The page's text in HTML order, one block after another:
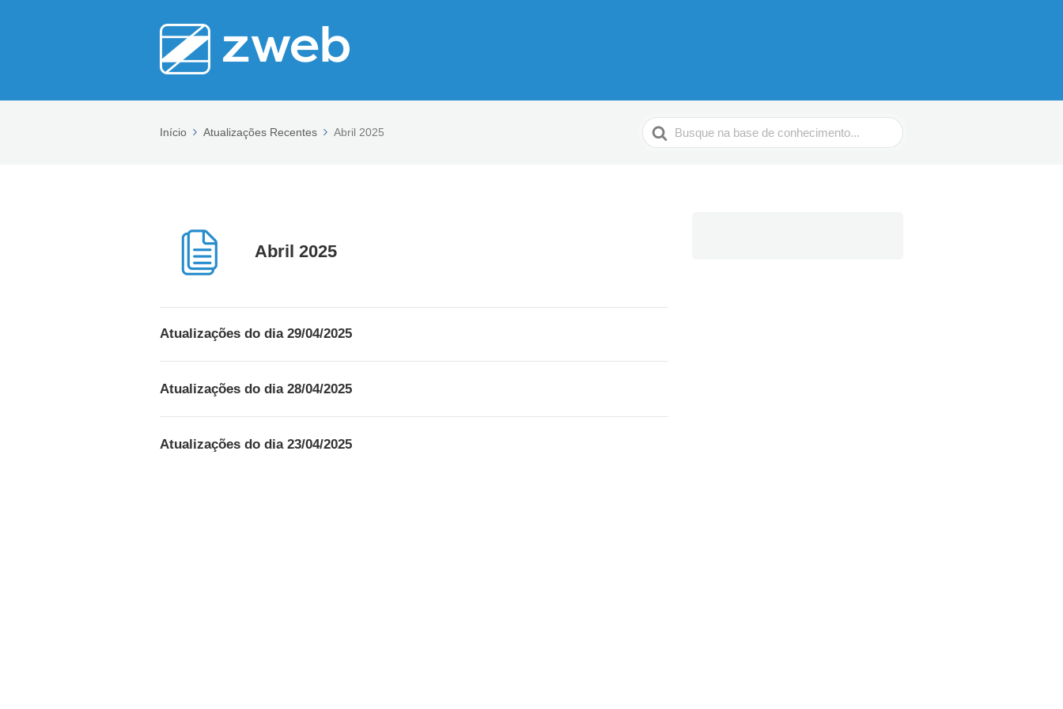
Início Atualizações Recentes Abril 2025 Pesquisar
Abril 2025
Atualizações do dia 29/04/2025
Atualizações do dia 28/04/2025
Atualizações do dia 23/04/2025